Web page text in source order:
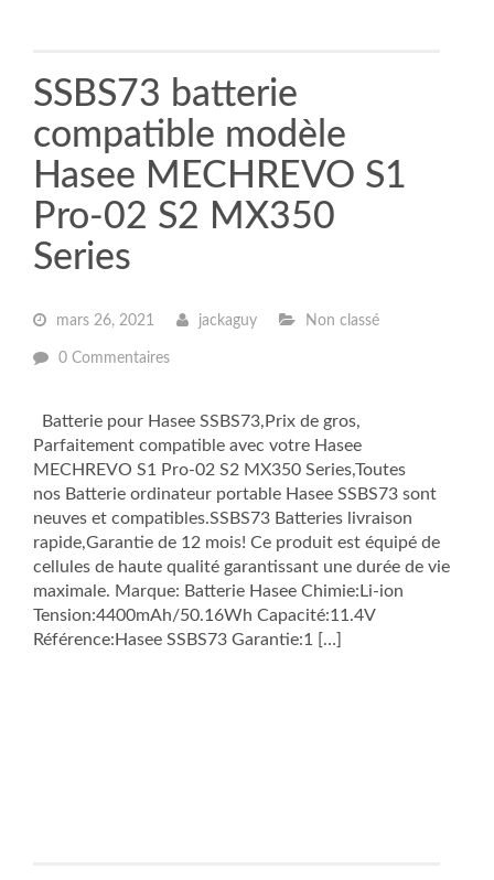
SSBS73 batterie
compatible modèle
Hasee MECHREVO S1
Pro-02 S2 MX350
Series
mars 26, 2021 jackaguy Non classé
0 Commentaires
Batterie pour Hasee SSBS73,Prix de gros,
Parfaitement compatible avec votre Hasee
MECHREVO S1 Pro-02 S2 MX350 Series,Toutes
nos Batterie ordinateur portable Hasee SSBS73 sont
neuves et compatibles.SSBS73 Batteries livraison
rapide,Garantie de 12 mois! Ce produit est équipé de
cellules de haute qualité garantissant une durée de vie
maximale. Marque: Batterie Hasee Chimie:Li-ion
Tension:4400mAh/50.16Wh Capacité:11.4V
Référence:Hasee SSBS73 Garantie:1 […]